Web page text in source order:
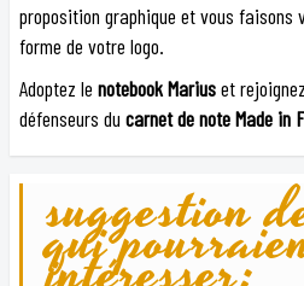
proposition graphique et vous faisons
forme de votre logo.
Adoptez le notebook Mariuset
défenseurs du carnet de note Made in
suggestion
qui